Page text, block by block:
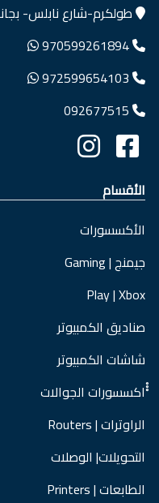
طولكرم-شارع نابلس-
970599261894
972599654103
092677515
الأقسام
الأكسسورات
جيمنج | Gaming
Play | Xbox
صناديق الكمبيوتر
شاشات الكمبيوتر
ْْْاكسسورات الجوالات
الراوترات | Routers
التحويلات| الوصلات
الطابعات | Printers